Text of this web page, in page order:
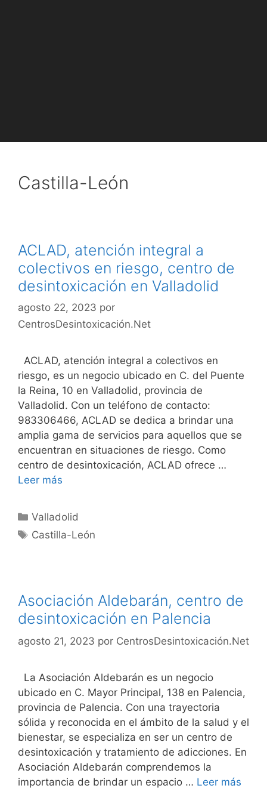
Castilla-León
ACLAD, atención integral a
colectivos en riesgo, centro de
desintoxicación en Valladolid
agosto 22, 2023 por
CentrosDesintoxicación.Net
ACLAD, atención integral a colectivos en
riesgo, es un negocio ubicado en C. del Puente
la Reina, 10 en Valladolid, provincia de
Valladolid. Con un teléfono de contacto:
983306466, ACLAD se dedica a brindar una
amplia gama de servicios para aquellos que se
encuentran en situaciones de riesgo. Como
centro de desintoxicación, ACLAD ofrece …
Leer más
Categorías
Valladolid
Etiquetas
Castilla-León
Asociación Aldebarán, centro de
desintoxicación en Palencia
agosto 21, 2023 por CentrosDesintoxicación.Net
La Asociación Aldebarán es un negocio
ubicado en C. Mayor Principal, 138 en Palencia,
provincia de Palencia. Con una trayectoria
sólida y reconocida en el ámbito de la salud y el
bienestar, se especializa en ser un centro de
desintoxicación y tratamiento de adicciones. En
Asociación Aldebarán comprendemos la
importancia de brindar un espacio … Leer más